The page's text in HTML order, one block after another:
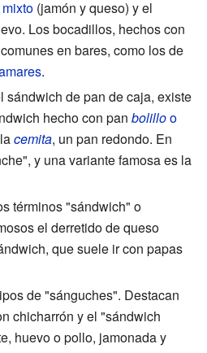
(jamón y queso) y el
Los bocadillos, hechos con
en bares, como los de
.
sándwich de pan de caja, existe
hecho con pan bolilloo
cemita, un pan redondo. En
y una variante famosa es la
términos "sándwich" o
el derretido de queso
que suele ir con papas
de "sánguches". Destacan
chicharrón y el "sándwich
huevo o pollo, jamonada y